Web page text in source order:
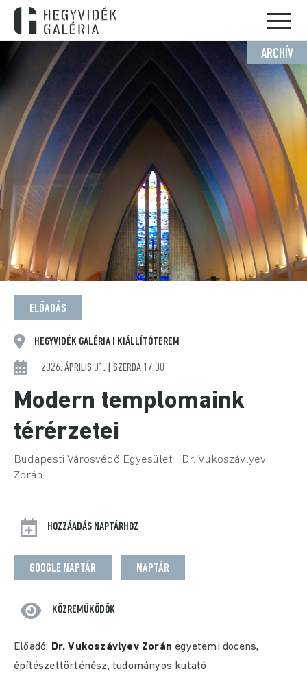
ARCHÍV
ELŐADÁS
HEGYVIDÉK GALÉRIA KIÁLLÍTÓTEREM
2026. ÁPRILIS 01. | SZERDA 17:00
Modern templomaink
térérzetei
Budapesti Városvédő Egyesület | Dr. Vukoszávlyev
Zorán
HOZZÁADÁS NAPTÁRHOZ
GOOGLE NAPTÁR NAPTÁR
KÖZREMŰKÖDŐK
Előadó: Dr. Vukoszávlyev Zorán egyetemi docens,
építészettörténész, tudományos kutató